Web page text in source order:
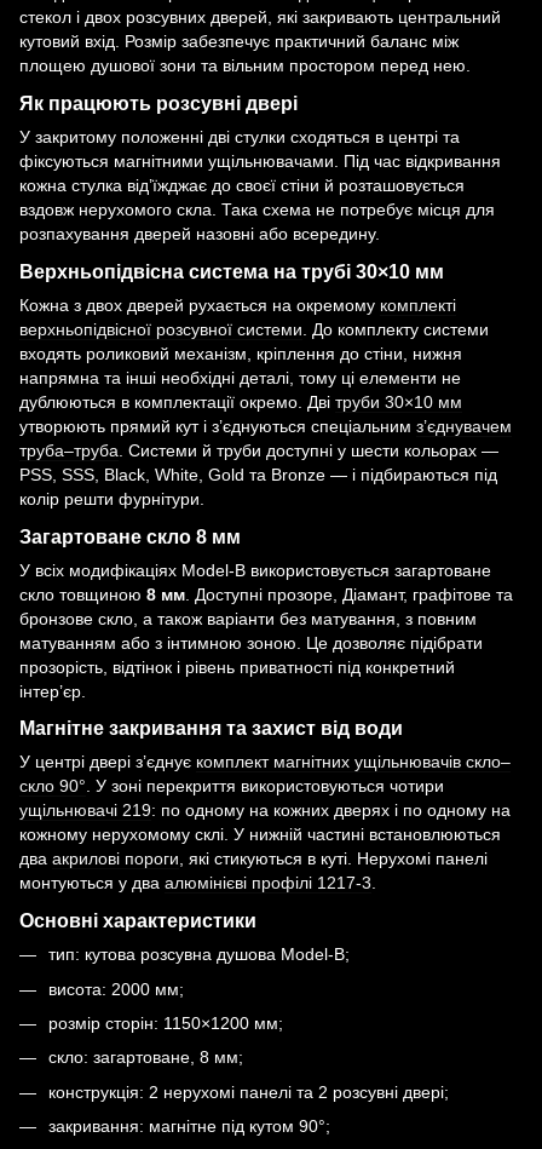
стекол і двох розсувних дверей, які закривають центральний
кутовий вхід. Розмір забезпечує практичний баланс між
площею душової зони та вільним простором перед нею.
Як працюють розсувні двері
У закритому положенні дві стулки сходяться в центрі та
фіксуються магнітними ущільнювачами. Під час відкривання
кожна стулка від’їжджає до своєї стіни й розташовується
вздовж нерухомого скла. Така схема не потребує місця для
розпахування дверей назовні або всередину.
Верхньопідвісна система на трубі 30×10 мм
Кожна з двох дверей рухається на окремому комплекті
верхньопідвісної розсувної системи . До комплекту системи
входять роликовий механізм, кріплення до стіни, нижня
напрямна та інші необхідні деталі, тому ці елементи не
дублюються в комплектації окремо. Дві труби 30×10 мм
утворюють прямий кут і з’єднуються спеціальним з’єднувачем
труба–труба . Системи й труби доступні у шести кольорах —
PSS, SSS, Black, White, Gold та Bronze — і підбираються під
колір решти фурнітури.
Загартоване скло 8 мм
У всіх модифікаціях Model-B використовується загартоване
скло товщиною 8 мм . Доступні прозоре, Діамант, графітове та
бронзове скло, а також варіанти без матування, з повним
матуванням або з інтимною зоною. Це дозволяє підібрати
прозорість, відтінок і рівень приватності під конкретний
інтер’єр.
Магнітне закривання та захист від води
У центрі двері з’єднує комплект магнітних ущільнювачів скло–
скло 90°. У зоні перекриття використовуються чотири
ущільнювачі 219: по одному на кожних дверях і по одному на
кожному нерухомому склі. У нижній частині встановлюються
два акрилові пороги, які стикуються в куті. Нерухомі панелі
монтуються у два алюмінієві профілі 1217-3.
Основні характеристики
тип: кутова розсувна душова Model-B;
висота: 2000 мм;
розмір сторін: 1150×1200 мм;
скло: загартоване, 8 мм;
конструкція: 2 нерухомі панелі та 2 розсувні двері;
закривання: магнітне під кутом 90°;